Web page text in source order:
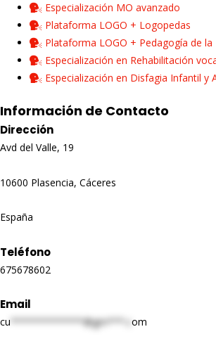
Especialización MO avanzado
Plataforma LOGO + Logopedas
Plataforma LOGO + Pedagogía de la
Especialización en Rehabilitación
Especialización en Disfagia Infantil y
Información de Contacto
Dirección
Avd del Valle, 19
10600 Plasencia, Cáceres
España
Teléfono
675678602
Email
cu *************@gm***.c om